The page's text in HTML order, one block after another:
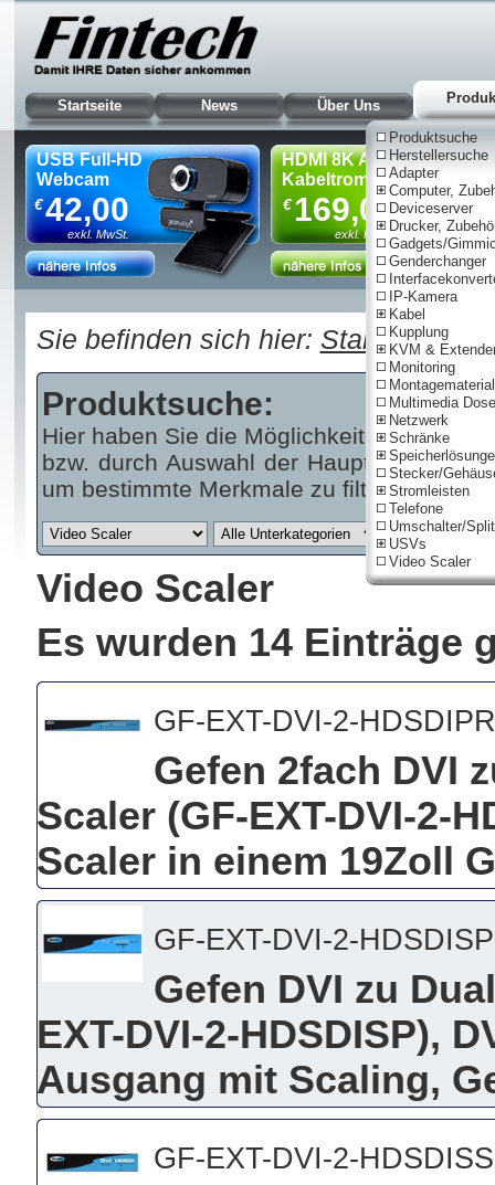
Startseite News Über Uns
Produktsuche
Herstellersuche
Adapter
Computer,
Deviceserver
Drucker,
Gadgets/
Genderchanger
IP-Kamera
Kabel
Kupplung
KVM &
Monitoring
Montagematerial
Multimedia Dose
Netzwerk
Schränke
Stecker/
Stromleisten
Telefone
Umschalter/
USVs
Video Scaler
USB Full-HD
Webcam
42,00
€
exkl. MwSt.
HDMI 8K AOC
Kabeltrommel, 90m
169,00
€
exkl. MwSt.
Nur für
Sie befinden sich hier: Startseite|
Produktsuche:
Hier haben Sie die Möglichkeit über
bzw. durch Auswahl der Haupt- und/
um bestimmte Merkmale zu filtern.
Video Scaler
Es wurden 14 Einträge
GF-EXT-DVI-2-
Gefen 2fach DVI
Scaler (GF-EXT-DVI-2-
Scaler in einem 19Zoll
GF-EXT-DVI-2-HDSDISP
Gefen DVI zu
EXT-DVI-2-HDSDISP),
Ausgang mit Scaling,
GF-EXT-DVI-2-